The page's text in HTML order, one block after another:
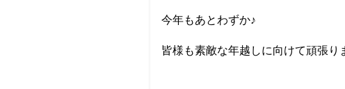
今年もあとわずか♪
皆様も素敵な年越しに向けて頑張り